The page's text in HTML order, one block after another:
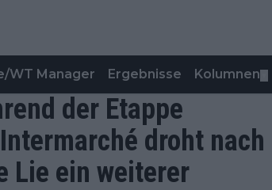
WT Manager Ergebnisse Kolumnen
der Etappe
droht nach
Lie ein weiterer